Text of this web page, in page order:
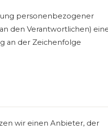
personenbezogener
den Verantwortlichen)
an der Zeichenfolge
wir einen Anbieter, der